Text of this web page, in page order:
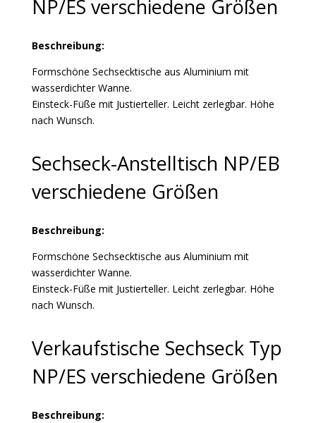
NP/ES verschiedene Größen
Beschreibung:
Formschöne Sechsecktische aus Aluminium mit
wasserdichter Wanne.
Einsteck-Füße mit Justierteller. Leicht zerlegbar. Höhe
nach Wunsch.
Sechseck-Anstelltisch NP/EB
verschiedene Größen
Beschreibung:
Formschöne Sechsecktische aus Aluminium mit
wasserdichter Wanne.
Einsteck-Füße mit Justierteller. Leicht zerlegbar. Höhe
nach Wunsch.
Verkaufstische Sechseck Typ
NP/ES verschiedene Größen
Beschreibung: